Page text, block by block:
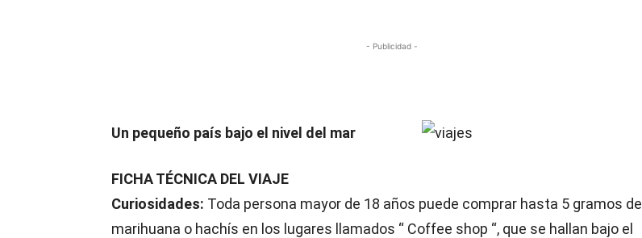
- Publicidad -
Un pequeño país bajo el nivel del mar
FICHA TÉCNICA DEL VIAJE
Curiosidades: Toda persona mayor de 18 años puede comprar hasta 5 gramos de
marihuana o hachís en los lugares llamados “ Coffee shop “, que se hallan bajo el